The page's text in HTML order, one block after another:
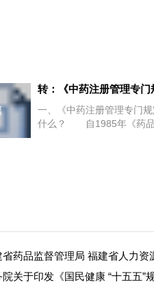
转：《中药注册管理专
一、《中药注册管理专门
什么？ 自1985年《药品
省药品监督管理局 福建省人力资
关于印发《国民健康 “十五五”